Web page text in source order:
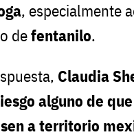
, especialmente
defentanilo.
Claudia
alguno de
a territorio